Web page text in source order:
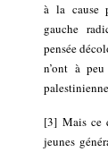
à la cause
gauche
pensée
n’ont à
[3]Mais ce
jeunes